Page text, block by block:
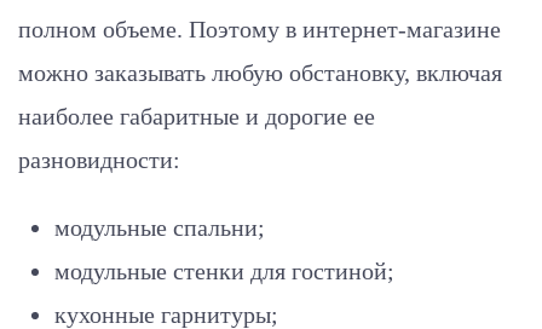
полном объеме. Поэтому в интернет-магазине
можно заказывать любую обстановку, включая
наиболее габаритные и дорогие ее
разновидности:
модульные спальни;
модульные стенки для гостиной;
кухонные гарнитуры;